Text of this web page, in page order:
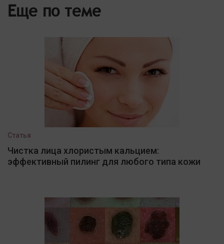
Еще по теме
Статья
Чистка лица хлористым кальцием:
эффективный пилинг для любого типа кожи